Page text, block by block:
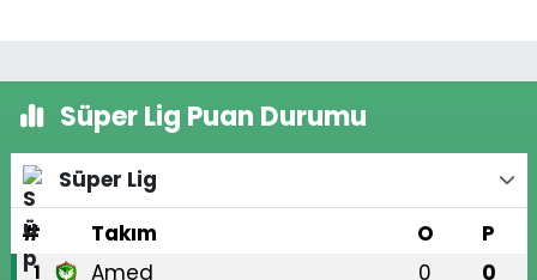
Süper Lig Puan Durumu
Süper Lig
#
Takım O P
1 Amed 0 0